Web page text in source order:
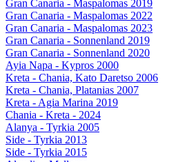
Gran Canaria - Maspalomas 2019
Gran Canaria - Maspalomas 2022
Gran Canaria - Maspalomas 2023
Gran Canaria - Sonnenland 2019
Gran Canaria - Sonnenland 2020
Ayia Napa - Kypros 2000
Kreta - Chania, Kato Daretso 2006
Kreta - Chania, Platanias 2007
Kreta - Agia Marina 2019
Chania - Kreta - 2024
Alanya - Tyrkia 2005
Side - Tyrkia 2013
Side - Tyrkia 2015